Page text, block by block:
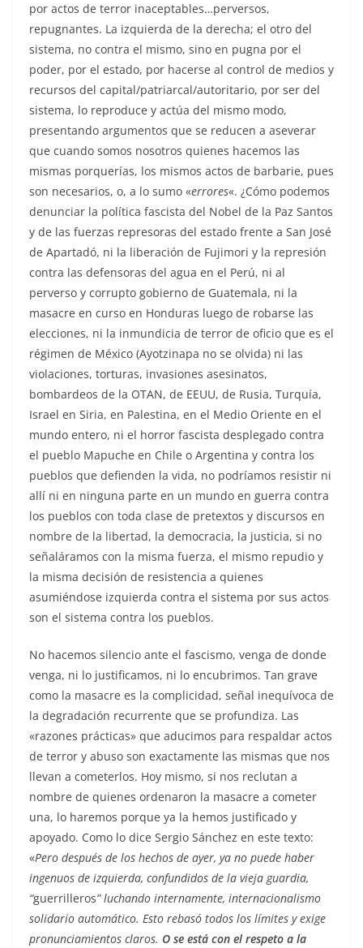
por actos de terror inaceptables…perversos,
repugnantes. La izquierda de la derecha; el otro del
sistema, no contra el mismo, sino en pugna por el
poder, por el estado, por hacerse al control de medios y
recursos del capital/patriarcal/autoritario, por ser del
sistema, lo reproduce y actúa del mismo modo,
presentando argumentos que se reducen a aseverar
que cuando somos nosotros quienes hacemos las
mismas porquerías, los mismos actos de barbarie, pues
son necesarios, o, a lo sumo «errores«. ¿Cómo podemos
denunciar la política fascista del Nobel de la Paz Santos
y de las fuerzas represoras del estado frente a San José
de Apartadó, ni la liberación de Fujimori y la represión
contra las defensoras del agua en el Perú, ni al
perverso y corrupto gobierno de Guatemala, ni la
masacre en curso en Honduras luego de robarse las
elecciones, ni la inmundicia de terror de oficio que es el
régimen de México (Ayotzinapa no se olvida) ni las
violaciones, torturas, invasiones asesinatos,
bombardeos de la OTAN, de EEUU, de Rusia, Turquía,
Israel en Siria, en Palestina, en el Medio Oriente en el
mundo entero, ni el horror fascista desplegado contra
el pueblo Mapuche en Chile o Argentina y contra los
pueblos que defienden la vida, no podríamos resistir ni
allí ni en ninguna parte en un mundo en guerra contra
los pueblos con toda clase de pretextos y discursos en
nombre de la libertad, la democracia, la justicia, si no
señaláramos con la misma fuerza, el mismo repudio y
la misma decisión de resistencia a quienes
asumiéndose izquierda contra el sistema por sus actos
son el sistema contra los pueblos.
No hacemos silencio ante el fascismo, venga de donde
venga, ni lo justificamos, ni lo encubrimos. Tan grave
como la masacre es la complicidad, señal inequívoca de
la degradación recurrente que se profundiza. Las
«razones prácticas» que aducimos para respaldar actos
de terror y abuso son exactamente las mismas que nos
llevan a cometerlos. Hoy mismo, si nos reclutan a
nombre de quienes ordenaron la masacre a cometer
una, lo haremos porque ya la hemos justificado y
apoyado. Como lo dice Sergio Sánchez en este texto:
«Pero después de los hechos de ayer, ya no puede haber
ingenuos de izquierda, confundidos de la vieja guardia,
“guerrilleros” luchando internamente, internacionalismo
solidario automático. Esto rebasó todos los límites y exige
pronunciamientos claros. O se está con el respeto a la